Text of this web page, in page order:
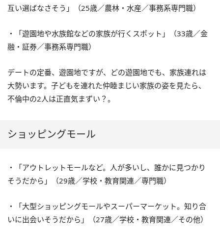
互い選ばなさそう」（25歳／農林・水産／事務系専門職）
・「遊園地や水族館などの家族が行くスポット」（33歳／金
融・証券／事務系専門職）
デートの定番、遊園地ですが、どの遊園地でも、家族連れは
大勢います。子どもを連れた仲睦まじい家族の姿を見たら、
不倫中の2人は正直気まずい？。
ショッピングモール
・「アウトレットモールなど。人が多いし、誰かに見つかり
そうだから」（29歳／学校・教育関連／専門職）
・「大型ショッピングモールやスーパーマーケット。知り合
いに出会いそうだから」（27歳／学校・教育関連／その他）